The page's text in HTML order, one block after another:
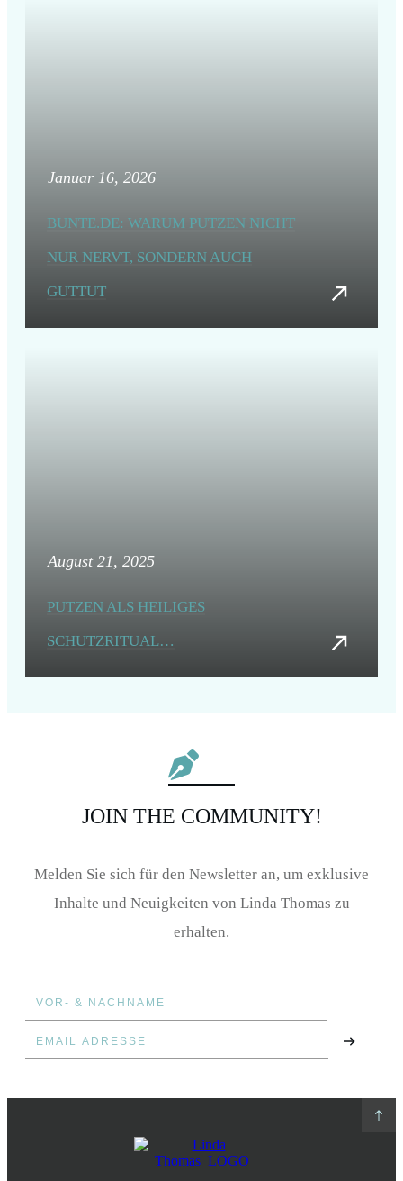
Januar 16, 2026
BUNTE.DE: WARUM PUTZEN NICHT
NUR NERVT, SONDERN AUCH
GUTTUT
August 21, 2025
PUTZEN ALS HEILIGES
SCHUTZRITUAL…
JOIN THE COMMUNITY!
Melden Sie sich für den Newsletter an, um exklusive
Inhalte und Neuigkeiten von Linda Thomas zu
erhalten.